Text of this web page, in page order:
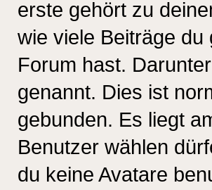
erste gehört zu
wie viele Beiträge
Forum hast.
genannt. Dies ist
gebunden. Es liegt
Benutzer wählen
du keine Avatare